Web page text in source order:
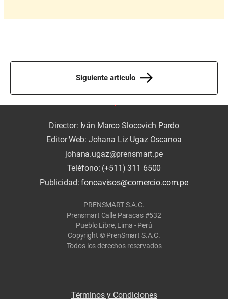
Siguiente artículo
Director: Iván Marco Slocovich Pardo
Editor Web: Johana Liz Ugaz Oscanoa
johana.ugaz@prensmart.pe
Teléfono: (+511) 311 6500
Publicidad:fonoavisos@comercio.com.pe
PRENSMART S.A.C.
Prensmart Calle Paracas #532
Pueblo Libre, Lima - Perú
Copyright © PrenSmart S.A.C.
Todos los derechos reservados
Términos y Condiciones